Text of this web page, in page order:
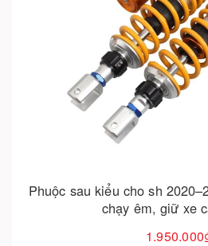
Phuộc sau kiểu cho sh
chạy êm, giữ xe
Cho vào giỏ